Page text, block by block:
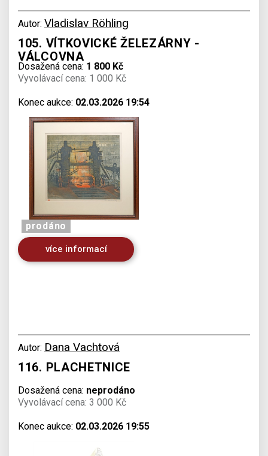
Autor: Vladislav Röhling
105. VÍTKOVICKÉ ŽELEZÁRNY -
VÁLCOVNA
Dosažená cena: 1 800 Kč
Vyvolávací cena: 1 000 Kč
Konec aukce: 02.03.2026 19:54
prodáno
více informací
Autor: Dana Vachtová
116. PLACHETNICE
Dosažená cena: neprodáno
Vyvolávací cena: 3 000 Kč
Konec aukce: 02.03.2026 19:55